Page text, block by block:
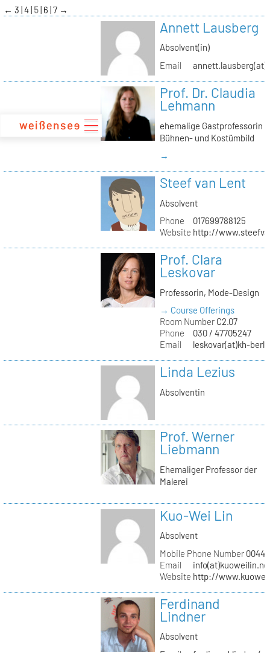
zum
Inhalt
← 3 4 5 6 7 →
Annett Lausberg
Absolvent(in)
Email
Prof. Dr. Claudia
Lehmann
ehemalige Gastprofessorin
Bühnen- und Kostümbild
→
Steef van Lent
Absolvent
Phone
017699788125
Website http://
Prof. Clara
Leskovar
Professorin, Mode-Design
→ Course Offerings
Room NumberC2.07
Phone
030 / 47705247
Email
leskovar(at)kh-
Linda Lezius
Absolventin
Prof. Werner
Liebmann
Ehemaliger Professor der
Malerei
Kuo-Wei Lin
Absolvent
Mobile Phone Number0044
Email
Website http://
Ferdinand
Lindner
Absolvent